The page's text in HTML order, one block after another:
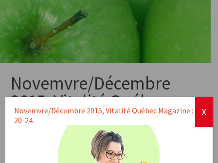
Novemvre/Décembre
2015, Vitalité Québec
Magazine : pp 20-24.
Novemvre/Décembre 2015, Vitalité Québec
Magazine : pp 20-24.
Novemvre/Décembre 2015, Vitalité Québec Magazine : pp
20-24.
X